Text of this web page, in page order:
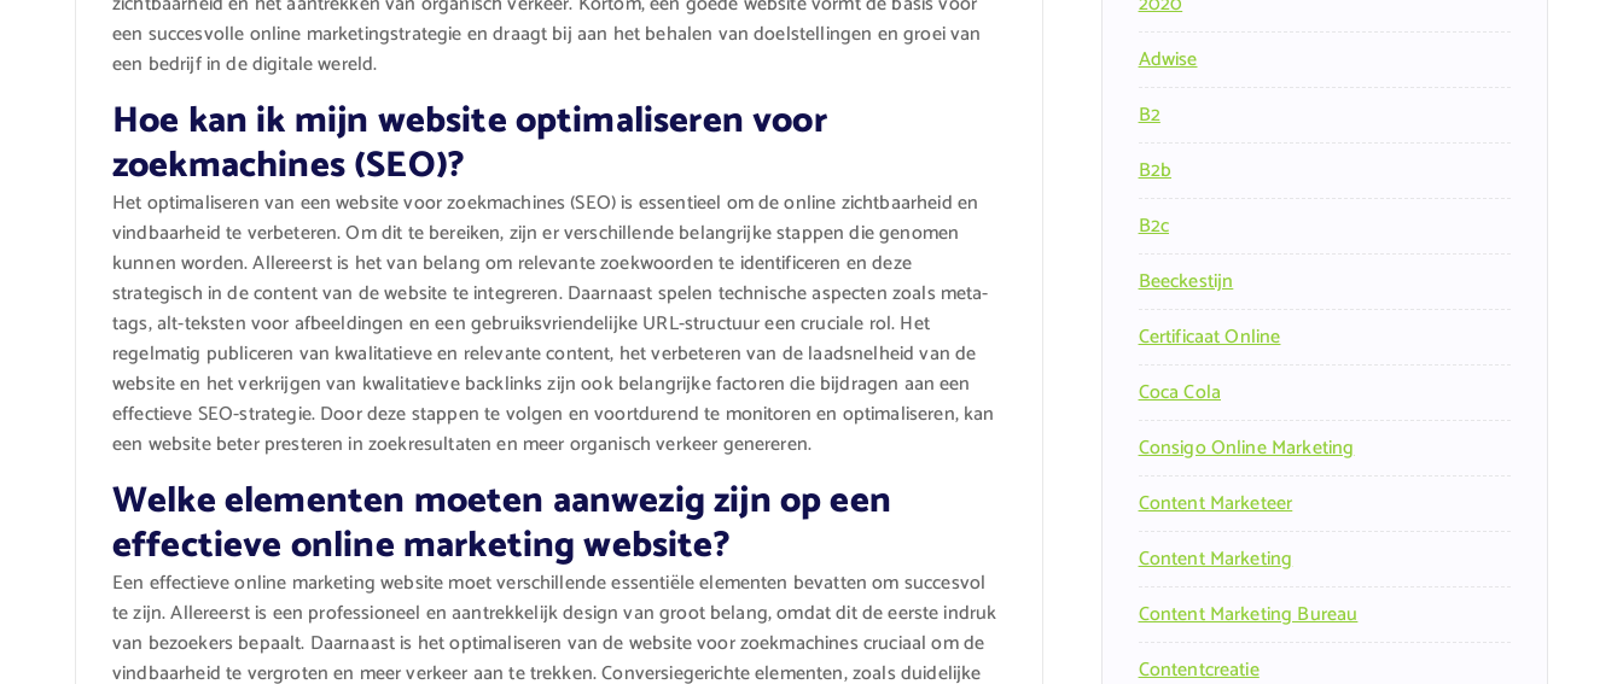
een succesvolle online marketingstrategie en draagt bij aan het behalen van doelstellingen en groei van
een bedrijf in de digitale wereld.
Hoe kan ik mijn website optimaliseren voor
zoekmachines (SEO)?
Het optimaliseren van een website voor zoekmachines (SEO) is essentieel om de online zichtbaarheid en
vindbaarheid te verbeteren. Om dit te bereiken, zijn er verschillende belangrijke stappen die genomen
kunnen worden. Allereerst is het van belang om relevante zoekwoorden te identificeren en deze
strategisch in de content van de website te integreren. Daarnaast spelen technische aspecten zoals meta-
tags, alt-teksten voor afbeeldingen en een gebruiksvriendelijke URL-structuur een cruciale rol. Het
regelmatig publiceren van kwalitatieve en relevante content, het verbeteren van de laadsnelheid van de
website en het verkrijgen van kwalitatieve backlinks zijn ook belangrijke factoren die bijdragen aan een
effectieve SEO-strategie. Door deze stappen te volgen en voortdurend te monitoren en optimaliseren, kan
een website beter presteren in zoekresultaten en meer organisch verkeer genereren.
Welke elementen moeten aanwezig zijn op een
effectieve online marketing website?
Een effectieve online marketing website moet verschillende essentiële elementen bevatten om succesvol
te zijn. Allereerst is een professioneel en aantrekkelijk design van groot belang, omdat dit de eerste indruk
van bezoekers bepaalt. Daarnaast is het optimaliseren van de website voor zoekmachines cruciaal om de
vindbaarheid te vergroten en meer verkeer aan te trekken. Conversiegerichte elementen, zoals duidelijke
Adwise
B2
B2b
B2c
Beeckestijn
Certificaat Online
Coca Cola
Consigo Online Marketing
Content Marketeer
Content Marketing
Content Marketing Bureau
Contentcreatie